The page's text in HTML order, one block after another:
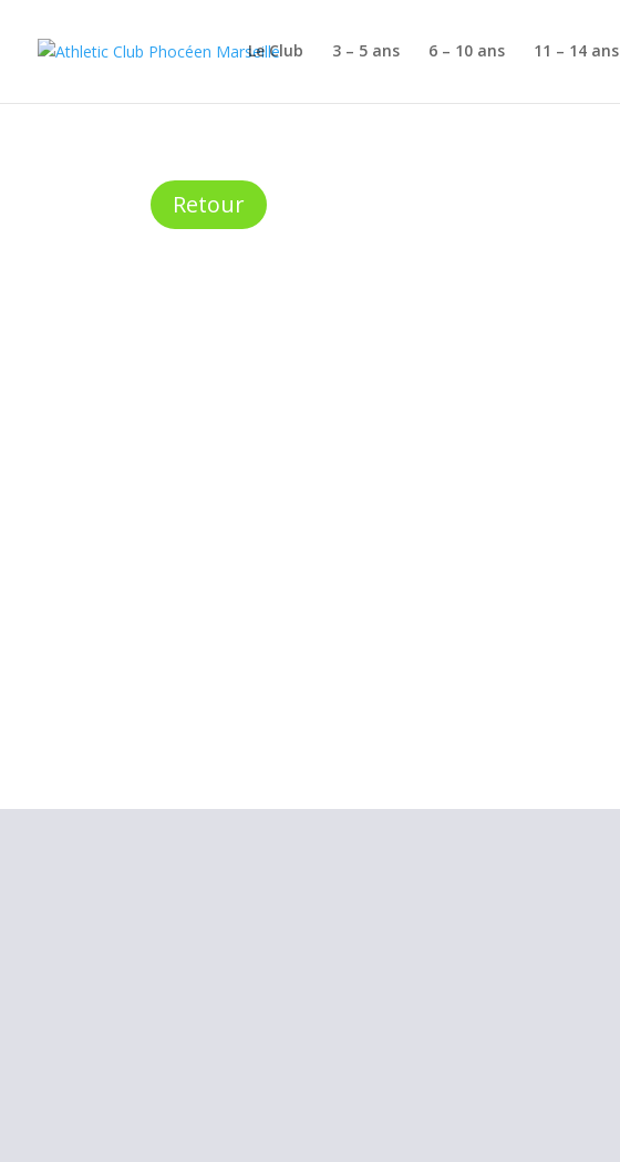
Le Club 3 – 5 ans 6 – 10 ans 11 – 14 ans
Retour